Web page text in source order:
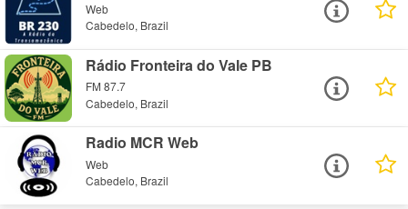
Web
Cabedelo, Brazil
Rádio Fronteira do Vale PB
FM 87.7
Cabedelo, Brazil
Radio MCR Web
Web
Cabedelo, Brazil